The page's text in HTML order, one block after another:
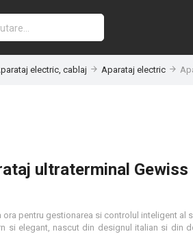
electric, cablaj Aparataj electric
ultraterminal Gewiss
pentru gestionarea si controlul inteligent
si elegant, nascut din designul italian si din